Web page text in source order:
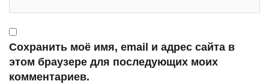
Сохранить моё имя, email и адрес сайта в
этом браузере для последующих моих
комментариев.